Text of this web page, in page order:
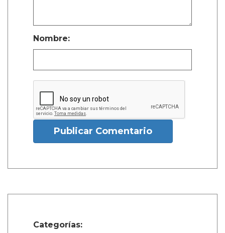
Nombre:
Publicar Comentario
Categorías: